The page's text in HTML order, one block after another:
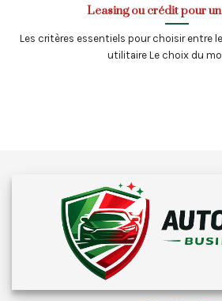
Leasing ou crédit pour
Les critères essentiels pour choisir entre
utilitaire Le choix du